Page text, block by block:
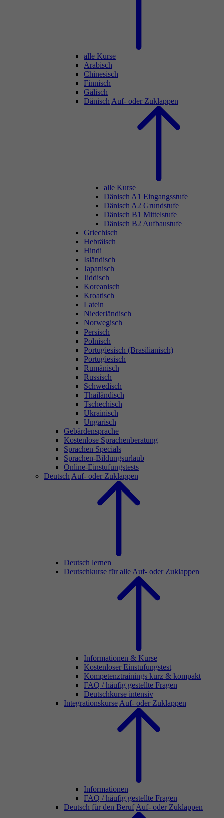
alle Kurse
Arabisch
Chinesisch
Finnisch
Gälisch
Dänisch Auf- oder Zuklappen
alle Kurse
Dänisch A1 Eingangsstufe
Dänisch A2 Grundstufe
Dänisch B1 Mittelstufe
Dänisch B2 Aufbaustufe
Griechisch
Hebräisch
Hindi
Isländisch
Japanisch
Jiddisch
Koreanisch
Kroatisch
Latein
Niederländisch
Norwegisch
Persisch
Polnisch
Portugiesisch (Brasilianisch)
Portugiesisch
Rumänisch
Russisch
Schwedisch
Thailändisch
Tschechisch
Ukrainisch
Ungarisch
Gebärdensprache
Kostenlose Sprachenberatung
Sprachen Specials
Sprachen-Bildungsurlaub
Online-Einstufungstests
Deutsch Auf- oder Zuklappen
Deutsch lernen
Deutschkurse für alle Auf- oder Zuklappen
Informationen & Kurse
Kostenloser Einstufungstest
Kompetenztrainings kurz & kompakt
FAQ / häufig gestellte Fragen
Deutschkurse intensiv
Integrationskurse Auf- oder Zuklappen
Informationen
FAQ / häufig gestellte Fragen
Deutsch für den Beruf Auf- oder Zuklappen